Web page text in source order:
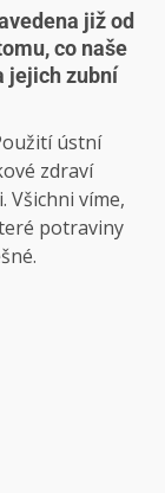
již od
co naše
jejich zubní
ústní
zdraví
Všichni víme,
potraviny